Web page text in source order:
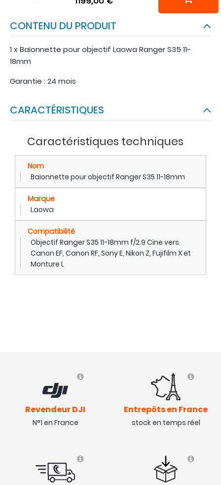
CONTENU DU PRODUIT
1 x Baïonnette pour objectif Laowa Ranger S35 11-
18mm
Garantie : 24 mois
CARACTÉRISTIQUES
Caractéristiques techniques
Nom
Baïonnette pour objectif Ranger S35 11-18mm
Marque
Laowa
Compatibilité
Objectif Ranger S35 11-18mm f/2.9 Cine vers
Canon EF, Canon RF, Sony E, Nikon Z, Fujifilm X et
Monture L
Revendeur DJI
N°1 en France
Entrepôts en France
stock en temps réel